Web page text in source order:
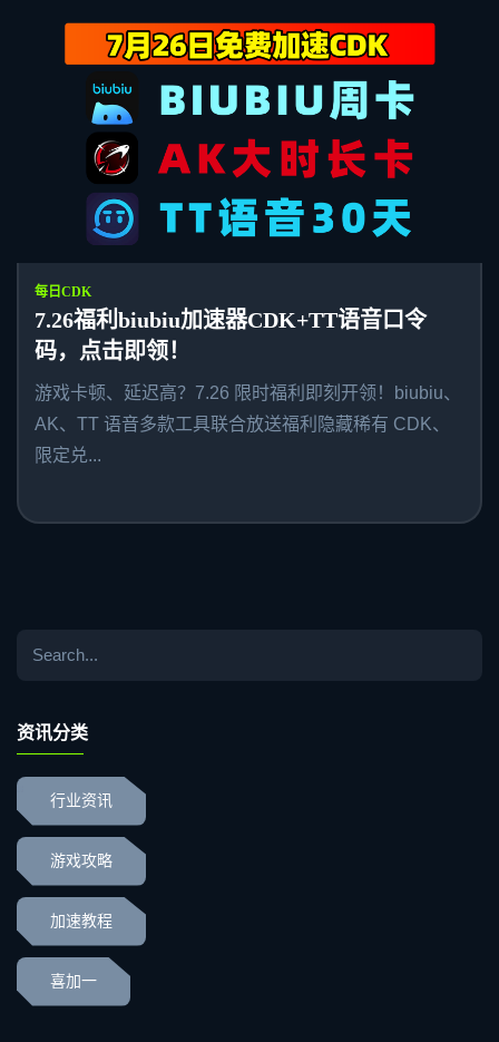
每日CDK
7.26福利biubiu加速器CDK+TT语音口令
码，点击即领！
游戏卡顿、延迟高？7.26 限时福利即刻开领！biubiu、
AK、TT 语音多款工具联合放送福利隐藏稀有 CDK、
限定兑...
资讯分类
行业资讯
游戏攻略
加速教程
喜加一